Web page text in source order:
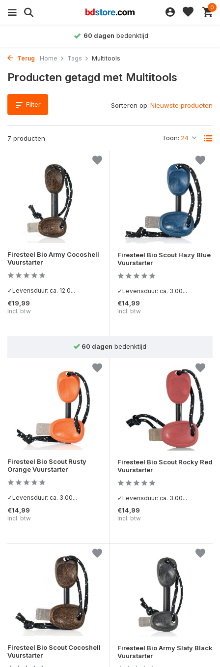
0
60 dagen bedenktijd
Terug Home Tags Multitools
Producten getagd met Multitools
Filter
7 producten Toon:
Sorteren op:
Firesteel Bio Army Cocoshell
Vuurstarter
✓Levensduur: ca. 12.0...
€19,99
Incl. btw
Firesteel Bio Scout Hazy Blue
Vuurstarter
✓Levensduur: ca. 3.00...
€14,99
Incl. btw
60 dagen bedenktijd
Firesteel Bio Scout Rusty
Orange Vuurstarter
✓Levensduur: ca. 3.00...
€14,99
Incl. btw
Firesteel Bio Scout Rocky Red
Vuurstarter
✓Levensduur: ca. 3.00...
€14,99
Incl. btw
Firesteel Bio Scout Cocoshell
Vuurstarter
Firesteel Bio Army Slaty Black
Vuurstarter